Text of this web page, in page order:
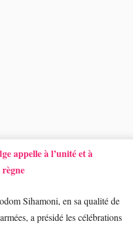
appelle à l’unité et à
Sihamoni, en sa qualité de
a présidé les célébrations